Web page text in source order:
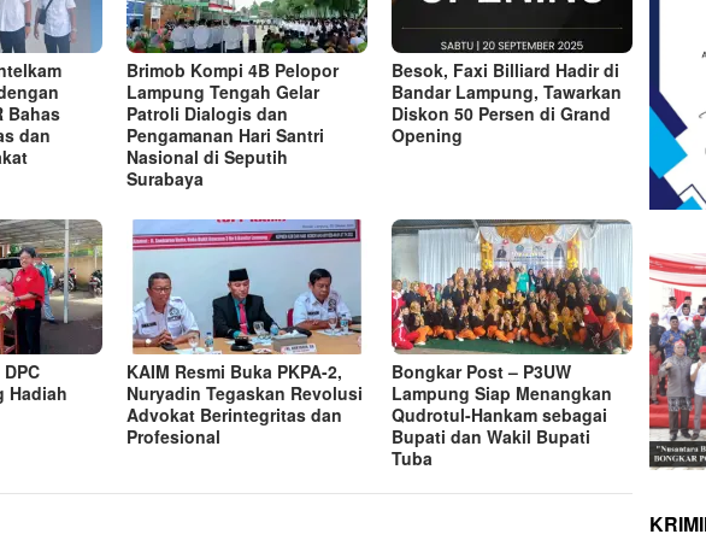
Bahas
dan
Brimob Kompi 4B Pelopor
Lampung Tengah Gelar
Patroli Dialogis dan
Pengamanan Hari Santri
Nasional di Seputih
Surabaya
Besok, Faxi Billiard Hadir di
Bandar Lampung, Tawarkan
Diskon 50 Persen di Grand
Opening
Hadiah
KAIM Resmi Buka PKPA-2,
Nuryadin Tegaskan Revolusi
Advokat Berintegritas dan
Profesional
Bongkar Post – P3UW
Lampung Siap Menangkan
Qudrotul-Hankam sebagai
Bupati dan Wakil Bupati
Tuba